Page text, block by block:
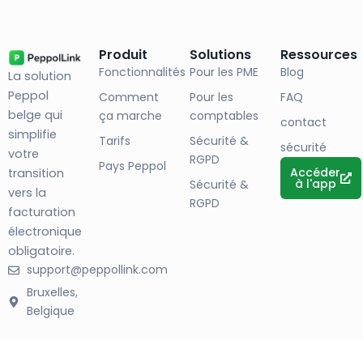
La solution
Peppol
belge qui
simplifie
votre
transition
vers la
facturation
électronique
obligatoire.
support@peppollink.com
Bruxelles,
Belgique
Produit
Fonctionnalités
Comment
ça marche
Tarifs
Pays Peppol
Solutions
Pour les PME
Pour les
comptables
Sécurité &
RGPD
Sécurité &
RGPD
Ressources
Blog
FAQ
contact
sécurité
Accéder
à l'app